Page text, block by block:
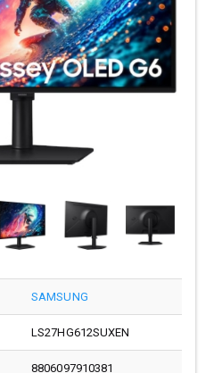
SAMSUNG
LS27HG612SUXEN
8806097910381